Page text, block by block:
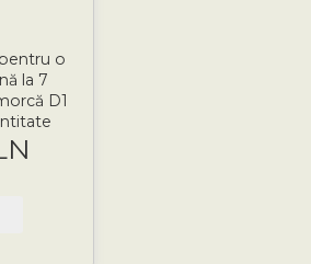
o
la 7
D1